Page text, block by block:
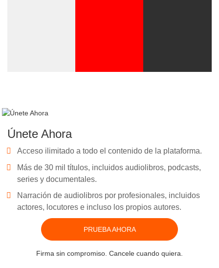
Únete Ahora
Acceso ilimitado a todo el contenido de la plataforma.
Más de 30 mil títulos, incluidos audiolibros, podcasts,
series y documentales.
Narración de audiolibros por profesionales, incluidos
actores, locutores e incluso los propios autores.
PRUEBA AHORA
Firma sin compromiso. Cancele cuando quiera.